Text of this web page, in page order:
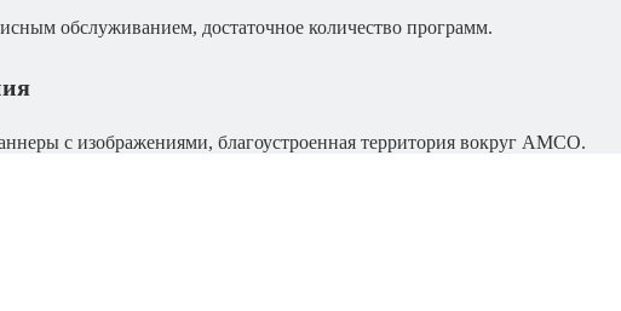
обслуживанием, достаточное количество программ.
с изображениями, благоустроенная территория вокруг АМСО.